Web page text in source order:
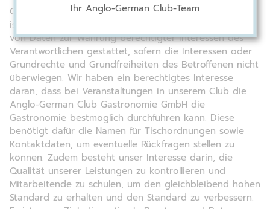
Grundlage für die vorstehenden Datenverarbeitungen
ist Art. 6 Abs. 1 S. 1 lit. f DSGVO, der die Verarbeitung
von Daten zur Wahrung berechtigter Interessen des
Verantwortlichen gestattet, sofern die Interessen oder
Grundrechte und Grundfreiheiten des Betroffenen nicht
überwiegen. Wir haben ein berechtigtes Interesse
daran, dass bei Veranstaltungen in unserem Club die
Anglo-German Club Gastronomie GmbH die
Gastronomie bestmöglich durchführen kann. Diese
benötigt dafür die Namen für Tischordnungen sowie
Kontaktdaten, um eventuelle Rückfragen stellen zu
können. Zudem besteht unser Interesse darin, die
Qualität unserer Leistungen zu kontrollieren und
Mitarbeitende zu schulen, um den gleichbleibend hohen
Standard zu erhalten und den Standard zu verbessern.
Ihr Anglo-German Club-Team